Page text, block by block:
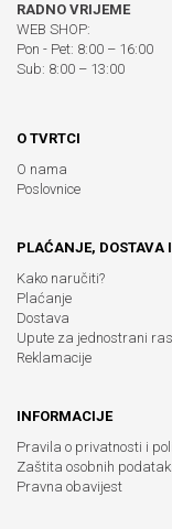
RADNO VRIJEME
WEB SHOP:
Pon - Pet: 8:00 – 16:00
Sub: 8:00 – 13:00
O TVRTCI
O nama
Poslovnice
PLAĆANJE, DOSTAVA
Kako naručiti?
Plaćanje
Dostava
Upute za jednostrani
Reklamacije
INFORMACIJE
Pravila o privatnosti i
Zaštita osobnih
Pravna obavijest